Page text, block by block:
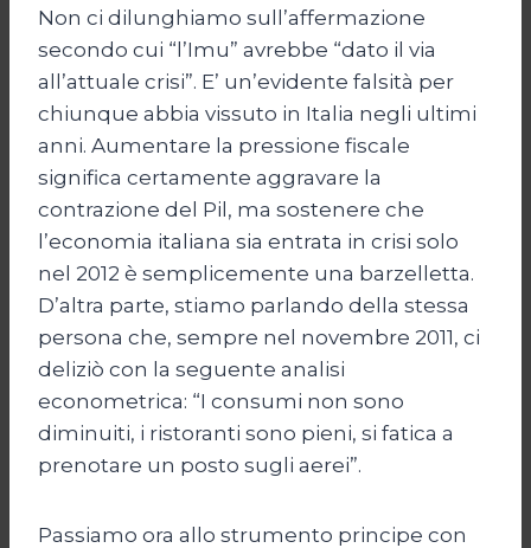
Non ci dilunghiamo sull’affermazione
secondo cui “l’Imu” avrebbe “dato il via
all’attuale crisi”. E’ un’evidente falsità per
chiunque abbia vissuto in Italia negli ultimi
anni. Aumentare la pressione fiscale
significa certamente aggravare la
contrazione del Pil, ma sostenere che
l’economia italiana sia entrata in crisi solo
nel 2012 è semplicemente una barzelletta.
D’altra parte, stiamo parlando della stessa
persona che, sempre nel novembre 2011, ci
deliziò con la seguente analisi
econometrica: “I consumi non sono
diminuiti, i ristoranti sono pieni, si fatica a
prenotare un posto sugli aerei”.
Passiamo ora allo strumento principe con